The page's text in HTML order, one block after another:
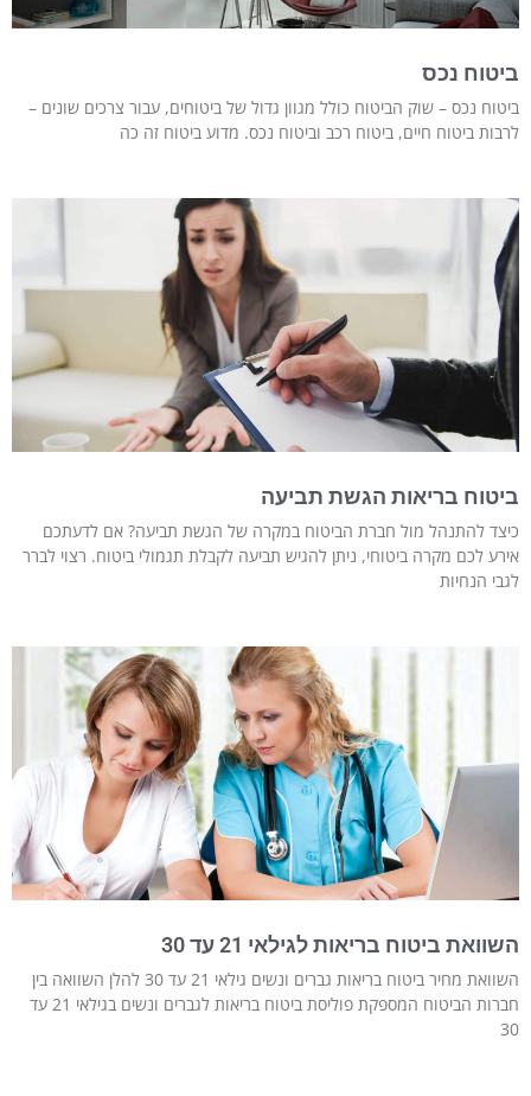
ביטוח נכס
ביטוח נכס – שוק הביטוח כולל מגוון גדול של ביטוחים, עבור צרכים שונים –
לרבות ביטוח חיים, ביטוח רכב וביטוח נכס. מדוע ביטוח זה כה
ביטוח בריאות הגשת תביעה
כיצד להתנהל מול חברת הביטוח במקרה של הגשת תביעה? אם לדעתכם
אירע לכם מקרה ביטוחי, ניתן להגיש תביעה לקבלת תגמולי ביטוח. רצוי לברר
לגבי הנחיות
השוואת ביטוח בריאות לגילאי 21 עד 30
השוואת מחיר ביטוח בריאות גברים ונשים גילאי 21 עד 30 להלן השוואה בין
חברות הביטוח המספקת פוליסת ביטוח בריאות לגברים ונשים בגילאי 21 עד
30